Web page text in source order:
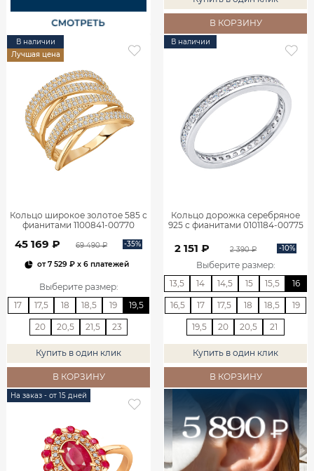
В КОРЗИНУ
В наличии
Лучшая цена
Кольцо широкое золотое 585 с
фианитами 1100841-00770
45 169 ₽ 69 490 ₽ -35%
от7 529 ₽x 6 платежей
Выберите размер:
17
17,5 18 18,5 19 19,5
20 20,5 21,5 23
Купить в один клик
В КОРЗИНУ
В наличии
Кольцо дорожка серебряное
925 с фианитами 0101184-00775
2 151 ₽ 2 390 ₽ -10%
Выберите размер:
13,5
14 14,5 15 15,5 16
16,5 17 17,5 18 18,5 19
19,5 20 20,5 21
Купить в один клик
В КОРЗИНУ
На заказ - от 15 дней